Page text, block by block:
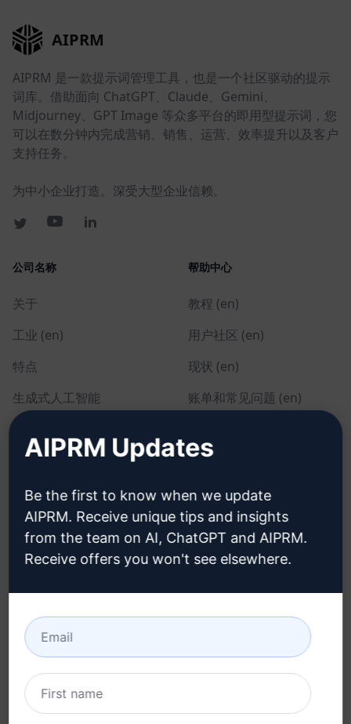
AIPRM
AIPRM 是一款提示词管理工具，也是一个社区驱动的提示
词库。借助面向 ChatGPT、Claude、Gemini、
Midjourney、GPT Image 等众多平台的即用型提示词，您
可以在数分钟内完成营销、销售、运营、效率提升以及客户
支持任务。
为中小企业打造。深受大型企业信赖。
公司名称
关于
工业 (en)
特点
生成式人工智能
团队定价 (en)
Blog (en)
帮助中心
教程 (en)
用户社区 (en)
现状 (en)
账单和常见问题 (en)
法律
可接受使用政策 (en)
使用条款 (en)
浏览器扩展术语 (en)
账单条款 (en)
下载
谷歌浏览器 (en)
AIPRM Updates
Be the first to know when we update
AIPRM. Receive unique tips and insights
from the team on AI, ChatGPT and AIPRM.
Receive offers you won't see elsewhere.